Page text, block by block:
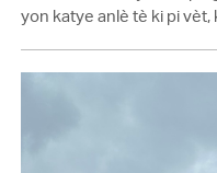
yon katye anlè tè ki pi